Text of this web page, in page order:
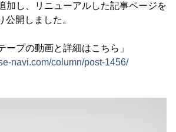
加し、リニューアルした記事ページを
公開しました。
ープの動画と詳細はこちら」
navi.com/column/post-1456/